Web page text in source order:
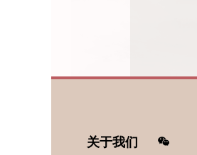
关于我们